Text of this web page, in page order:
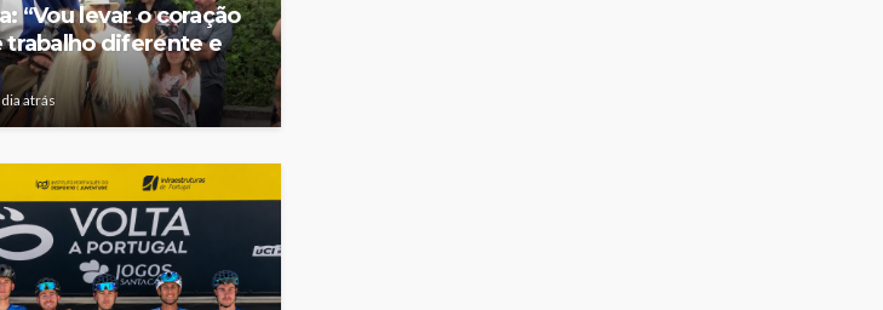
“Vou levar o coração
trabalho diferente e
dia atrás